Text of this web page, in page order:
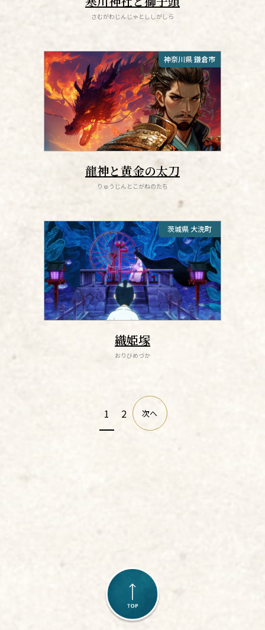
さむがわじんじゃとししがしら
神奈川県 鎌倉市
龍神と黄金の太刀
りゅうじんとこがねのたち
茨城県 大洗町
織姫塚
おりひめづか
1 2 次へ